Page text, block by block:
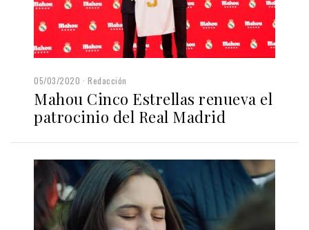
05/03/2020 Redacción
Mahou Cinco Estrellas renueva el
patrocinio del Real Madrid